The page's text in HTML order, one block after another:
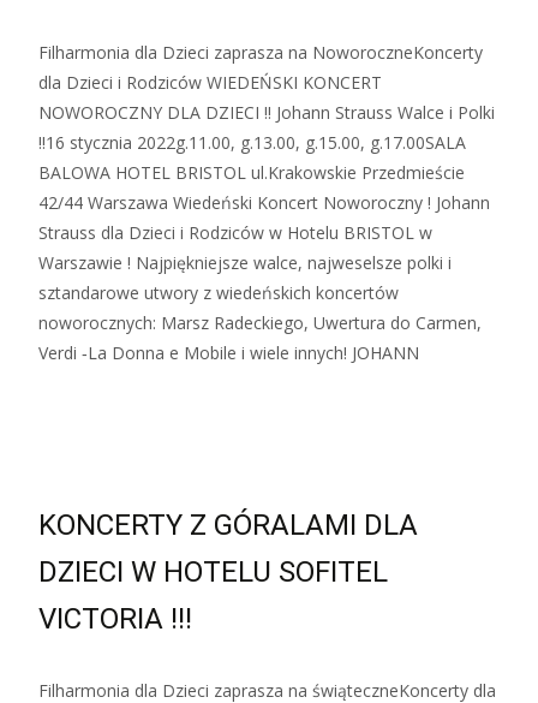
Filharmonia dla Dzieci zaprasza na NoworoczneKoncerty
dla Dzieci i Rodziców WIEDEŃSKI KONCERT
NOWOROCZNY DLA DZIECI !! Johann Strauss Walce i Polki
!!16 stycznia 2022g.11.00, g.13.00, g.15.00, g.17.00SALA
BALOWA HOTEL BRISTOL ul.Krakowskie Przedmieście
42/44 Warszawa Wiedeński Koncert Noworoczny ! Johann
Strauss dla Dzieci i Rodziców w Hotelu BRISTOL w
Warszawie ! Najpiękniejsze walce, najweselsze polki i
sztandarowe utwory z wiedeńskich koncertów
noworocznych: Marsz Radeckiego, Uwertura do Carmen,
Verdi ‑La Donna e Mobile i wiele innych! JOHANN
KONCERTY Z GÓRALAMI DLA
DZIECI W HOTELU SOFITEL
VICTORIA !!!
Filharmonia dla Dzieci zaprasza na świąteczneKoncerty dla